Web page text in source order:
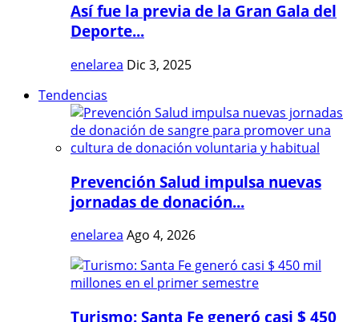
Así fue la previa de la Gran Gala del
Deporte...
enelarea Dic 3, 2025
Tendencias
Prevención Salud impulsa nuevas
jornadas de donación...
enelarea Ago 4, 2026
Turismo: Santa Fe generó casi $ 450